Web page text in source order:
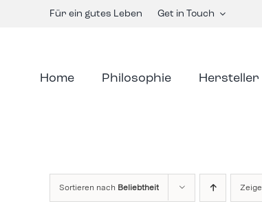
Für ein gutes Leben Get in Touch
Home Philosophie Hersteller
Sortieren nach Beliebtheit Zeige